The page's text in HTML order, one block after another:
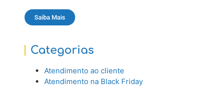
Saiba Mais
Categorias
Atendimento ao cliente
Atendimento na Black Friday